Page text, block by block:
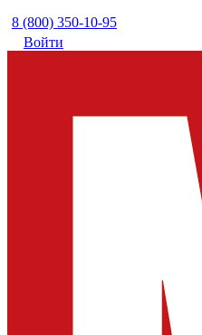
8 (800) 350-10-95
Войти